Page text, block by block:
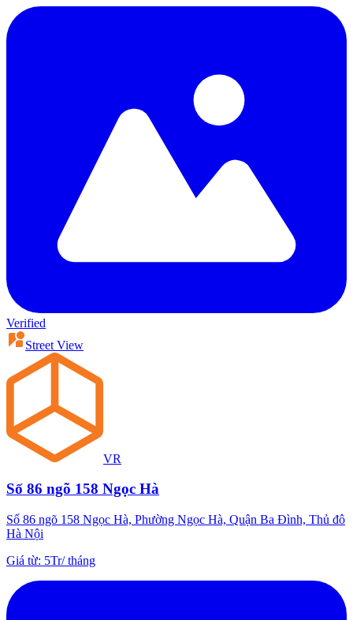
Verified
Street View
VR
Số 86 ngõ 158 Ngọc Hà
Số 86 ngõ 158 Ngọc Hà, Phường Ngọc Hà, Quận Ba Đình, Thủ đô
Hà Nội
Giá từ: 5Tr/tháng